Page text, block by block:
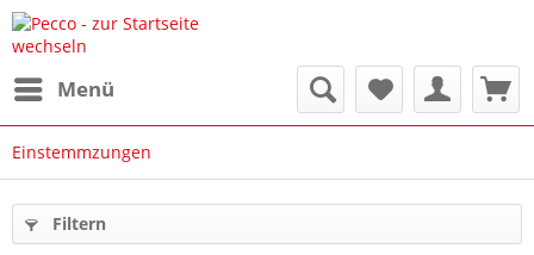
Menü
Einstemmzungen
Filtern